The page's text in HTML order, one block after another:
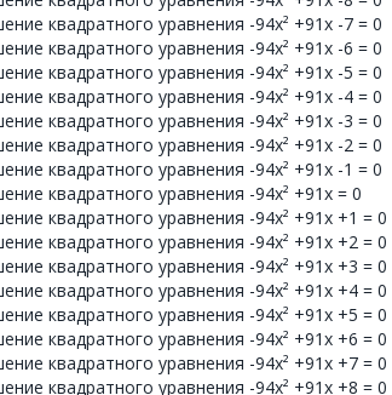
квадратного уравнения -94x² +91x -7 = 0
квадратного уравнения -94x² +91x -6 = 0
квадратного уравнения -94x² +91x -5 = 0
квадратного уравнения -94x² +91x -4 = 0
квадратного уравнения -94x² +91x -3 = 0
квадратного уравнения -94x² +91x -2 = 0
квадратного уравнения -94x² +91x -1 = 0
квадратного уравнения -94x² +91x = 0
квадратного уравнения -94x² +91x +1 = 0
квадратного уравнения -94x² +91x +2 = 0
квадратного уравнения -94x² +91x +3 = 0
квадратного уравнения -94x² +91x +4 = 0
квадратного уравнения -94x² +91x +5 = 0
квадратного уравнения -94x² +91x +6 = 0
квадратного уравнения -94x² +91x +7 = 0
квадратного уравнения -94x² +91x +8 = 0